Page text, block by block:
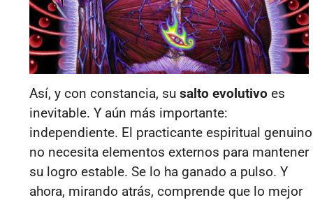
Así, y con constancia, su salto evolutivo es
inevitable. Y aún más importante:
independiente. El practicante espiritual genuino
no necesita elementos externos para mantener
su logro estable. Se lo ha ganado a pulso. Y
ahora, mirando atrás, comprende que lo mejor